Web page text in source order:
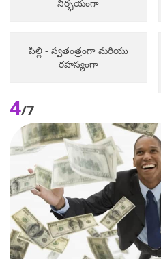
నిర్భయంగా
పిల్లి - స్వతంత్రంగా మరియు
రహస్యంగా
4/7